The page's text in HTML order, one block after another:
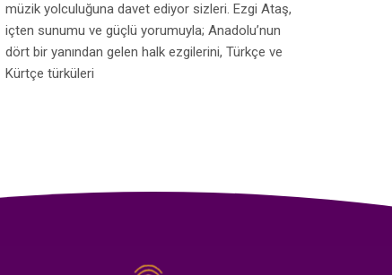
müzik yolculuğuna davet ediyor sizleri. Ezgi Ataş,
içten sunumu ve güçlü yorumuyla; Anadolu’nun
dört bir yanından gelen halk ezgilerini, Türkçe ve
Kürtçe türküleri